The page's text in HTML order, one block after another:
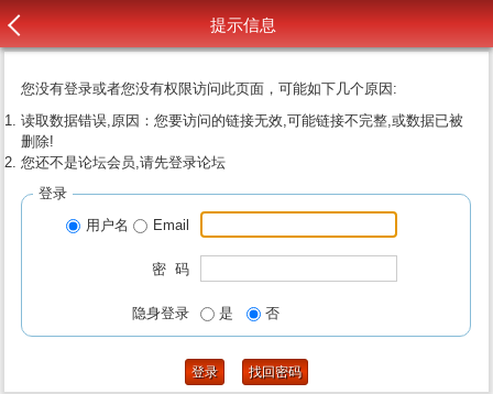
提示信息
您没有登录或者您没有权限访问此页面，可能如下几个原因:
读取数据错误,原因：您要访问的链接无效,可能链接不完整,或数据已被
删除!
您还不是论坛会员,请先登录论坛
登录
用户名
Email
密 码
隐身登录 是 否